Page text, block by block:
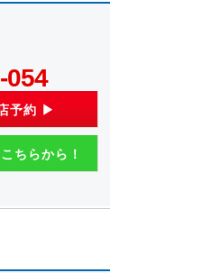
054
予約 ▶
ちらから！